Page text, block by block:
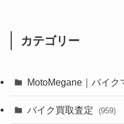
カテゴリー
MotoMegane｜バイク
バイク買取査定 (959)